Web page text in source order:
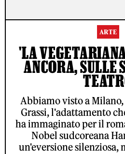
ARTE
'LA
ANCORA, SULLE
Abbiamo visto a
Grassi, l'adattamento
ha immaginato per il
Nobel sudcoreana
un'eversione silenziosa,